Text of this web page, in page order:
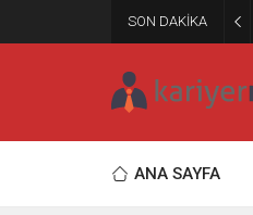
SON DAKİKA
ANA SAYFA